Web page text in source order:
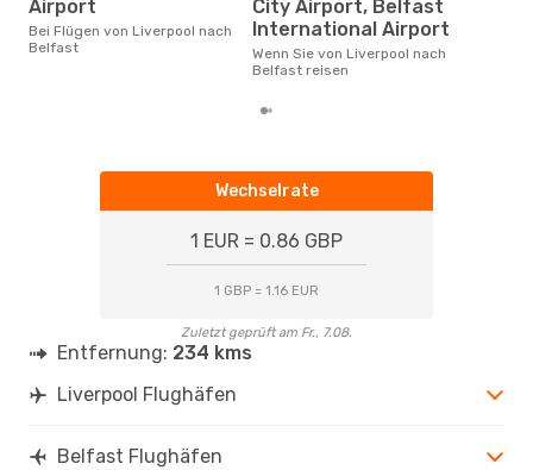
Airport
Bei Flügen von Liverpool nach
Belfast
City Airport, Belfast
International Airport
Wenn Sie von Liverpool nach
Belfast reisen
Wechselrate
1 EUR = 0.86 GBP
1 GBP = 1.16 EUR
Zuletzt geprüft am Fr., 7.08.
Entfernung: 234 kms
Liverpool Flughäfen
Belfast Flughäfen